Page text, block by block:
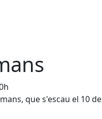
que s'escau el 10 de